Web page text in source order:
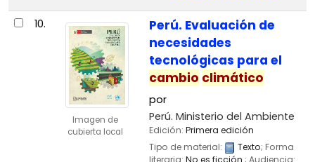
10.
Imagen de
cubierta local
Perú. Evaluación de
necesidades
tecnológicas para el
cambio climático
por
Perú. Ministerio del Ambiente
Edición: Primera edición
Tipo de material:
Texto; Forma